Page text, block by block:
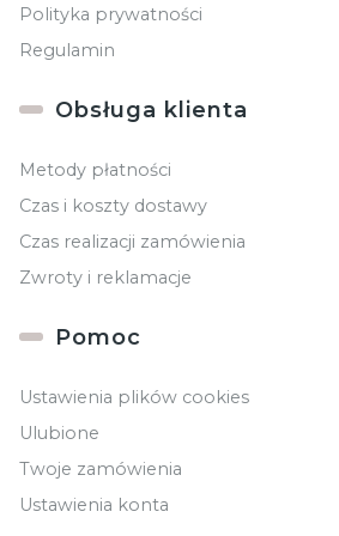
Polityka prywatności
Regulamin
Obsługa klienta
Metody płatności
Czas i koszty dostawy
Czas realizacji zamówienia
Zwroty i reklamacje
Pomoc
Ustawienia plików cookies
Ulubione
Twoje zamówienia
Ustawienia konta